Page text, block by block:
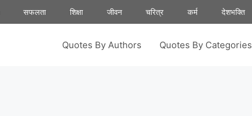
सफलता शिक्षा जीवन चरित्र कर्म देशभक्ति
Quotes By Authors Quotes By Categories